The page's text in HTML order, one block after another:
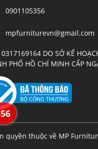
0901105356
mpfurniturevn@gmail.com
0317169164 DO SỞ KẾ
PHỐ HỒ CHÍ MINH CẤP
quyền thuộc về MP